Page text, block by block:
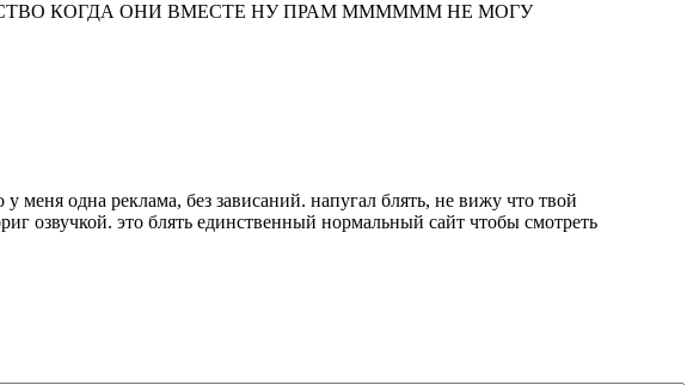
КОГДА ОНИ ВМЕСТЕ НУ ПРАМ ММММММ НЕ МОГУ
меня одна реклама, без зависаний. напугал блять, не вижу что твой
озвучкой. это блять единственный нормальный сайт чтобы смотреть